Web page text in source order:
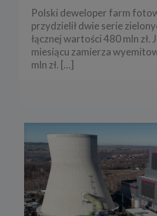
Polski deweloper farm
przydzielił dwie serie
łącznej wartości 480 mln zł.
miesiącu zamierza
mln zł. […]